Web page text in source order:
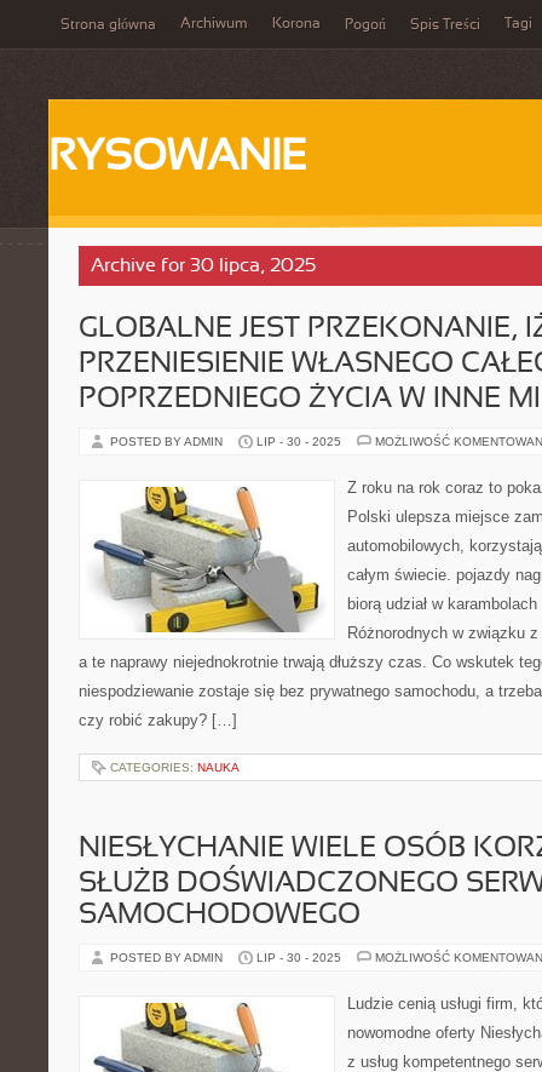
Strona główna Archiwum Korona Pogoń Spis Treści Tagi
RYSOWANIE
Archive for 30 lipca, 2025
GLOBALNE JEST PRZEKONANIE,
PRZENIESIENIE WŁASNEGO
POPRZEDNIEGO ŻYCIA W INNE
POSTED BY ADMIN LIP - 30 - 2025 MOŻLIWOŚĆ
Z roku na rok coraz to
Polski ulepsza miejsce
automobilowych,
całym świecie. pojazdy
biorą udział w
Różnorodnych w związku
a te naprawy niejednokrotnie trwają dłuższy czas. Co wskutek
niespodziewanie zostaje się bez prywatnego samochodu, a
czy robić zakupy? […]
CATEGORIES: NAUKA
NIESŁYCHANIE WIELE OSÓB
SŁUŻB DOŚWIADCZONEGO
SAMOCHODOWEGO
POSTED BY ADMIN LIP - 30 - 2025 MOŻLIWOŚĆ
Ludzie cenią usługi firm,
nowomodne oferty
z usług kompetentnego